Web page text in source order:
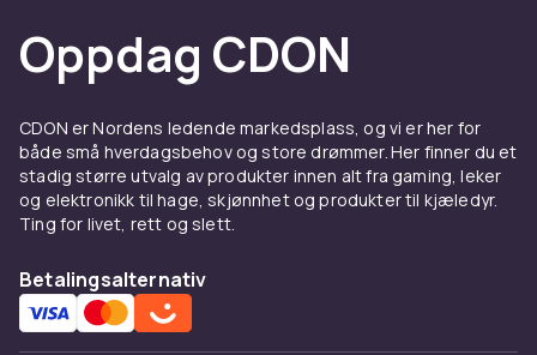
Oppdag CDON
CDON er Nordens ledende markedsplass, og vi er her for
både små hverdagsbehov og store drømmer. Her finner du et
stadig større utvalg av produkter innen alt fra gaming, leker
og elektronikk til hage, skjønnhet og produkter til kjæledyr.
Ting for livet, rett og slett.
Betalingsalternativ